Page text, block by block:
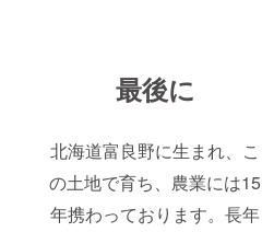
最後に
北海道富良野に生まれ、こ
の土地で育ち、農業には15
年携わっております。長年